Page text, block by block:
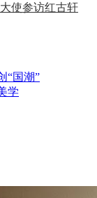
使参访红古轩
“国潮”
学